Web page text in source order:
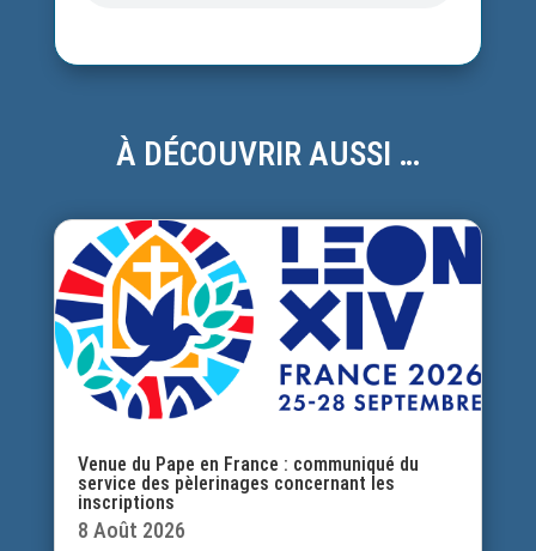
À DÉCOUVRIR AUSSI …
Venue du Pape en France : communiqué du
service des pèlerinages concernant les
inscriptions
8 Août 2026